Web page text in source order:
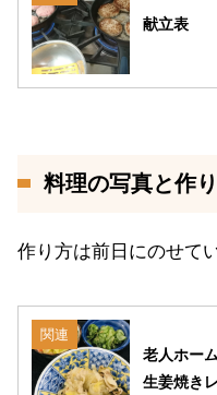
献立表
料理の写真と作
作り方は前日にのせて
関連
老人ホー
生姜焼き